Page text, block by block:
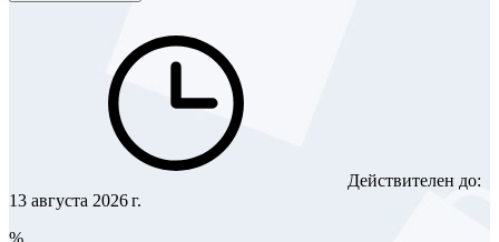
Действителен до:
13 августа 2026 г.
%